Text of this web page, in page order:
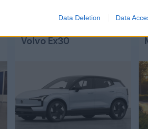
Data Deletion Data
Volvo Ex30